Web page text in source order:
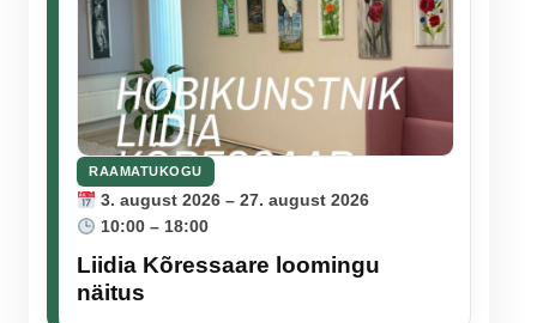
RAAMATUKOGU
3. august 2026 – 27. august 2026
10:00 – 18:00
Liidia Kõressaare loomingu
näitus